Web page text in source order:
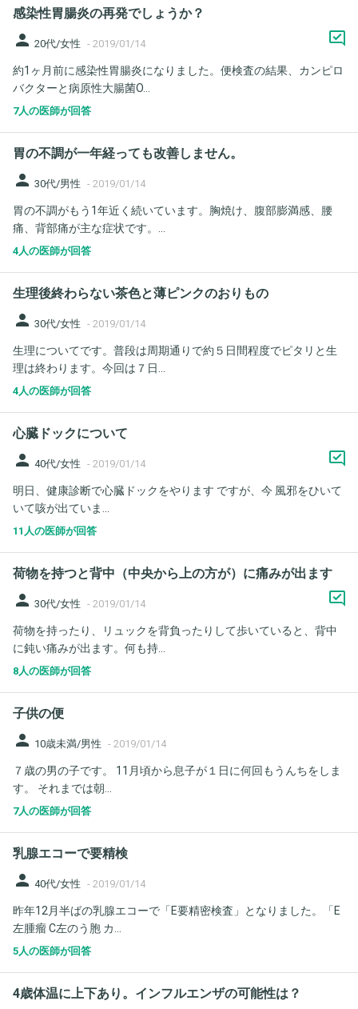
感染性胃腸炎の再発でしょうか？
person 20代/女性 - 2019/01/14
約1ヶ月前に感染性胃腸炎になりました。便検査の結果、カンピロ
バクターと病原性大腸菌O...
7人の医師が回答
胃の不調が一年経っても改善しません。
person 30代/男性 - 2019/01/14
胃の不調がもう1年近く続いています。胸焼け、腹部膨満感、腰
痛、背部痛が主な症状です。...
4人の医師が回答
生理後終わらない茶色と薄ピンクのおりもの
person 30代/女性 - 2019/01/14
生理についてです。普段は周期通りで約５日間程度でピタリと生
理は終わります。今回は７日...
4人の医師が回答
心臓ドックについて
person 40代/女性 - 2019/01/14
明日、健康診断で心臓ドックをやります ですが、今 風邪をひいて
いて咳が出ていま...
11人の医師が回答
荷物を持つと背中（中央から上の方が）に痛みが出ます
person 30代/女性 - 2019/01/14
荷物を持ったり、リュックを背負ったりして歩いていると、背中
に鈍い痛みが出ます。何も持...
8人の医師が回答
子供の便
person 10歳未満/男性 - 2019/01/14
７歳の男の子です。 11月頃から息子が１日に何回もうんちをしま
す。 それまでは朝...
7人の医師が回答
乳腺エコーで要精検
person 40代/女性 - 2019/01/14
昨年12月半ばの乳腺エコーで「E要精密検査」となりました。「E
左腫瘤 C左のう胞 カ...
5人の医師が回答
4歳体温に上下あり。インフルエンザの可能性は？